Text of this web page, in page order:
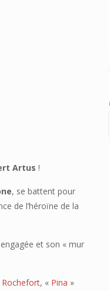
Artus !
, se battent pour
de l’héroïne de la
et son « mur
Rochefort, « Pina »